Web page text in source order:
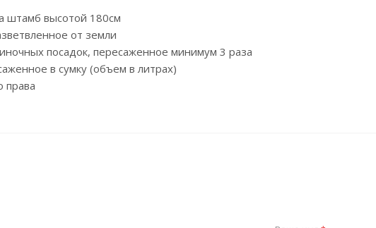
штамб высотой 180см
от земли
посадок, пересаженное минимум 3 раза
в сумку (объем в литрах)
права